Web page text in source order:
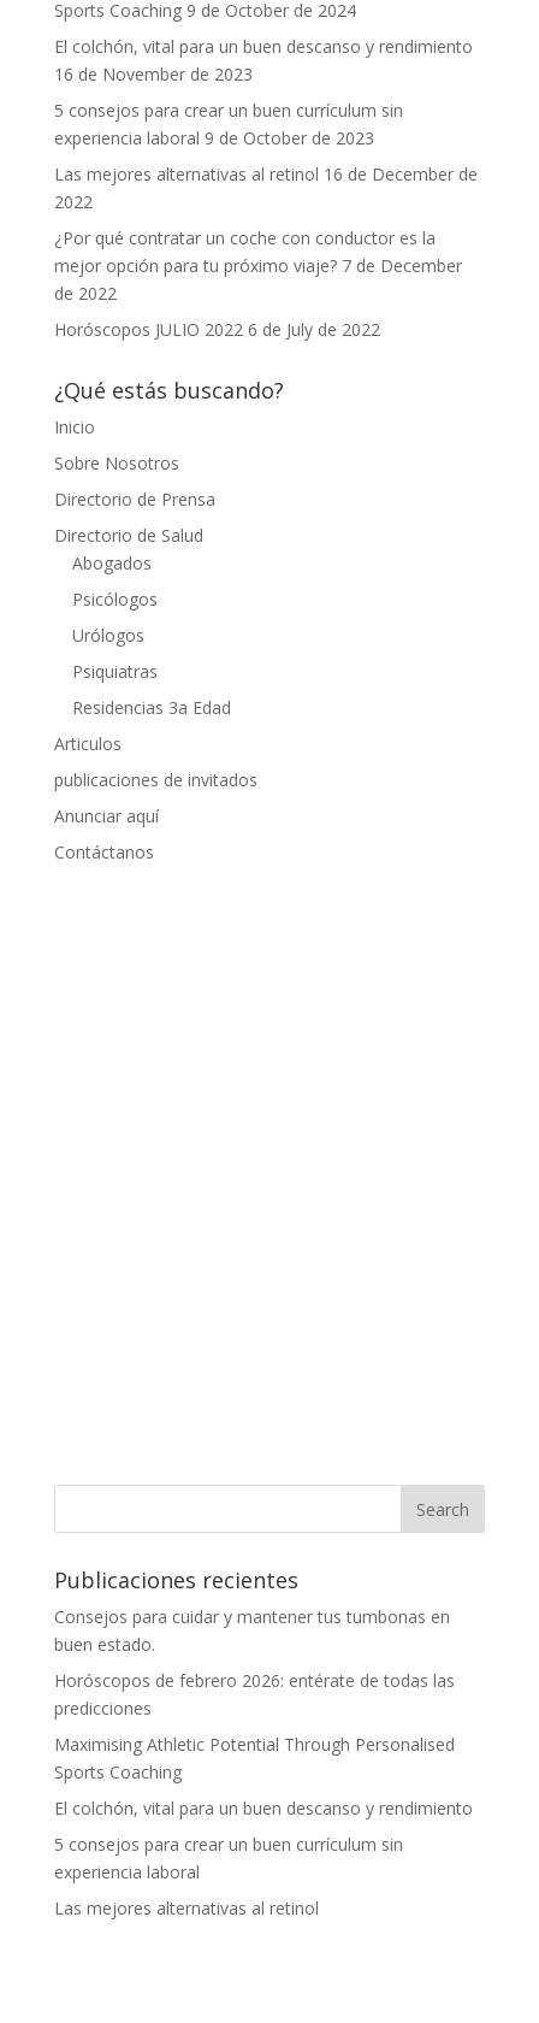
Sports Coaching 9 de October de 2024
El colchón, vital para un buen descanso y rendimiento
16 de November de 2023
5 consejos para crear un buen currículum sin
experiencia laboral 9 de October de 2023
Las mejores alternativas al retinol 16 de December de
2022
¿Por qué contratar un coche con conductor es la
mejor opción para tu próximo viaje? 7 de December
de 2022
Horóscopos JULIO 2022 6 de July de 2022
¿Qué estás buscando?
Inicio
Sobre Nosotros
Directorio de Prensa
Directorio de Salud
Abogados
Psicólogos
Urólogos
Psiquiatras
Residencias 3a Edad
Articulos
publicaciones de invitados
Anunciar aquí
Contáctanos
Publicaciones recientes
Consejos para cuidar y mantener tus tumbonas en
buen estado.
Horóscopos de febrero 2026: entérate de todas las
predicciones
Maximising Athletic Potential Through Personalised
Sports Coaching
El colchón, vital para un buen descanso y rendimiento
5 consejos para crear un buen currículum sin
experiencia laboral
Las mejores alternativas al retinol